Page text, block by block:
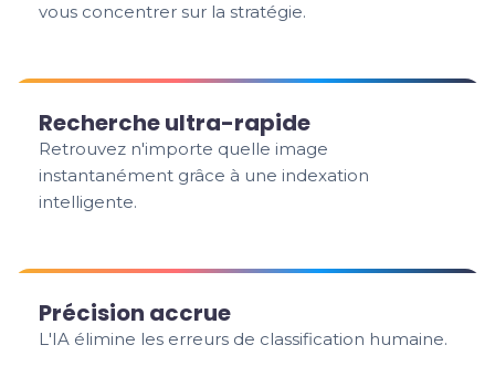
vous concentrer sur la stratégie.
Recherche ultra-rapide
Retrouvez n'importe quelle image
instantanément grâce à une indexation
intelligente.
Précision accrue
L'IA élimine les erreurs de classification humaine.